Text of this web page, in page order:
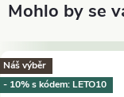
Náš výběr
- 10% s kódem: LETO10